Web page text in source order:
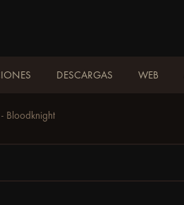
DESCARGAS WEB
Bloodknight